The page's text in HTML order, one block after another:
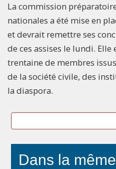
La commission
nationales a été mise en
et devrait remettre ses
de ces assises le lundi. Elle
trentaine de membres
de la société civile, des
la diaspora.
Dans la